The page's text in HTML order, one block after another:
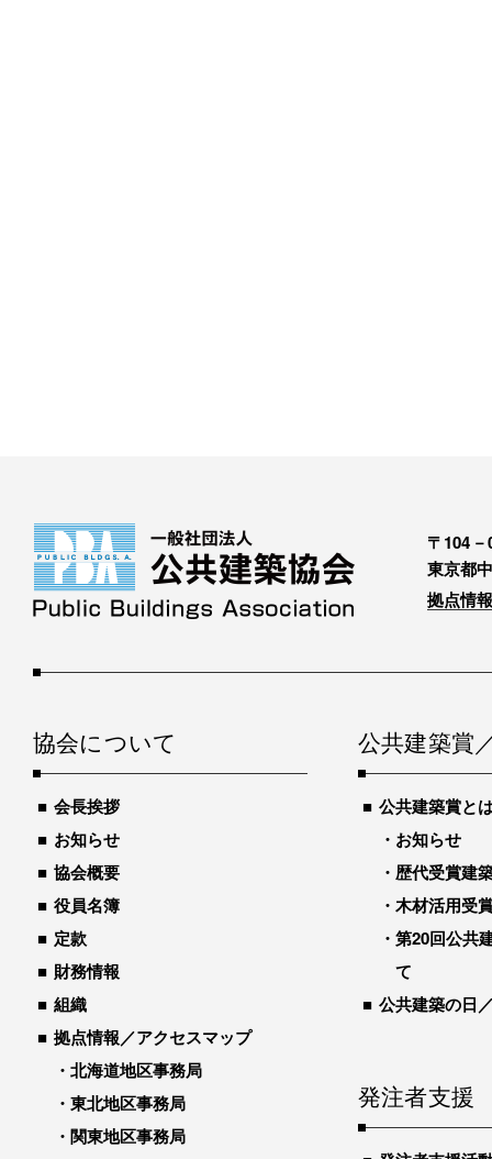
〒104－
東京都
拠点情
協会について
会長挨拶
お知らせ
協会概要
役員名簿
定款
財務情報
組織
拠点情報／アクセスマップ
北海道地区事務局
東北地区事務局
関東地区事務局
公共建築賞
公共建築賞と
お知らせ
歴代受賞建
木材活用受
第20回公共
て
公共建築の日
発注者支援